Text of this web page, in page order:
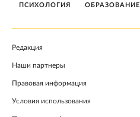
ПСИХОЛОГИЯ ОБРАЗОВАНИЕ
Редакция
Наши партнеры
Правовая информация
Условия использования